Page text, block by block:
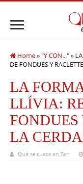
Home»"Y CON..."»
DE FONDUES Y
LA
LLÍVIA:
LA
Qué se cuece en Bcn